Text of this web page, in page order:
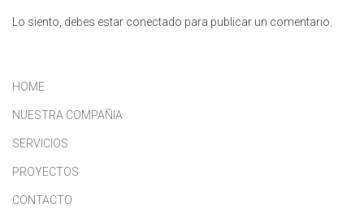
Lo siento, debes estar conectado para publicar un comentario.
HOME
NUESTRA COMPAÑIA
SERVICIOS
PROYECTOS
CONTACTO